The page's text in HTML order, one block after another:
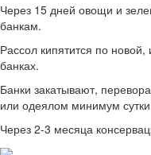
Через 15 дней овощи и
банкам.
Рассол кипятится по
банках.
Банки закатывают,
или одеялом минимум
Через 2-3 месяца